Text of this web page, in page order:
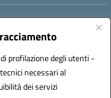
profilazione degli utenti -
necessari al
dei servizi